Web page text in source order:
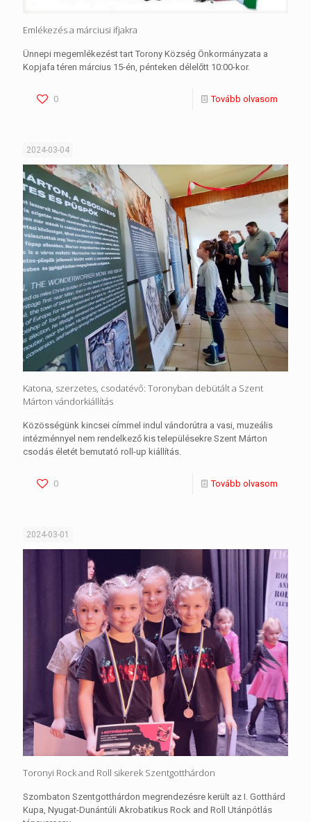
Emlékezés a márciusi ifjakra
Ünnepi megemlékezést tart Torony Község Önkormányzata a
Kopjafa téren március 15-én, pénteken délelőtt 10:00-kor.
0 Tovább olvasom
2024-03-04
Katona, szerzetes, csodatévő: Toronyban debütált a Szent
Márton vándorkiállítás
Közösségünk kincsei címmel indul vándorútra a vasi, muzeális
intézménnyel nem rendelkező kis településekre Szent Márton
csodás életét bemutató roll-up kiállítás.
0 Tovább olvasom
2024-03-01
Toronyi Rock and Roll sikerek Szentgotthárdon
Szombaton Szentgotthárdon megrendezésre került az I. Gotthárd
Kupa, Nyugat-Dunántúli Akrobatikus Rock and Roll Utánpótlás